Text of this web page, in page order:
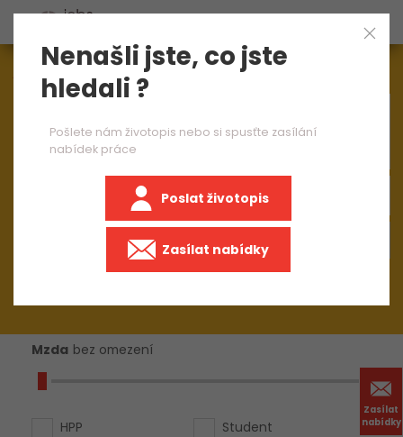
Zasílat
nabídky
Aktuálně1544nabídek práce
Mzda bez omezení
HPP
Student
Nenašli jste, co jste
hledali ?
Pošlete nám životopis nebo si spusťte zasílání
nabídek práce
Poslat životopis
Zasílat nabídky